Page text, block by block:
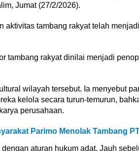
Jumat (27/2/2026).
aktivitas tambang rakyat telah
tambang rakyat dinilai menjadi
wilayah tersebut. Ia menyebut
kelola secara turun-temurun,
perusahaan.
Parimo Menolak Tambang
aturan hukum adat. Jauh